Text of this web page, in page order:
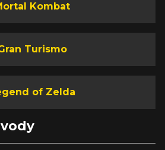
Kombat
Turismo
of Zelda